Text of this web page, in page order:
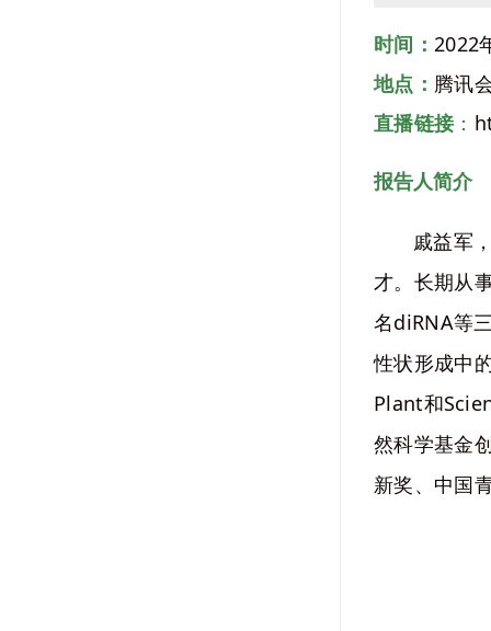
时间： 2022
地点： 腾讯
直播链接：
报告人简介
戚益军
才。长期从
名diRNA等
性状形成中
Plant和
然科学基金
新奖、中国